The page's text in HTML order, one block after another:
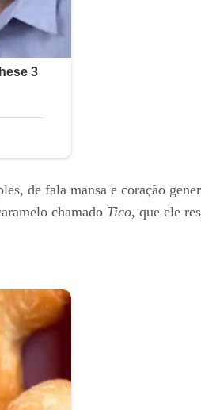
de fala mansa e coração
chamado Tico, que ele